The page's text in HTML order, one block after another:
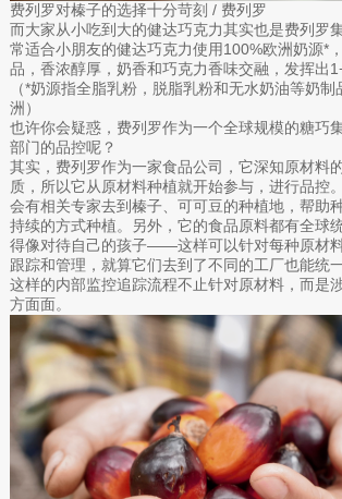
费列罗对榛子的选择十分苛刻 / 费列罗
而大家从小吃到大的健达巧克力其实也是费列罗
常适合小朋友的健达巧克力使用100%欧洲奶源*
品，香浓醇厚，奶香和巧克力香味交融，发挥出
（*奶源指全脂乳粉，脱脂乳粉和无水奶油等奶
洲）
也许你会疑惑，费列罗作为一个全球规模的糖巧
部门的品控呢？
其实，费列罗作为一家食品公司，它深知原材料
质，所以它从原材料种植就开始参与，进行品控
会有相关专家去到榛子、可可豆的种植地，帮助
持续的方式种植。另外，它的食品原料都有全
得像对待自己的孩子——这样可以针对每种原材料
跟踪和管理，就算它们去到了不同的工厂也能统
这样的内部监控追踪流程不止针对原材料，而是
方面面。